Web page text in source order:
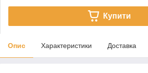
Купити
Опис Характеристики Доставка